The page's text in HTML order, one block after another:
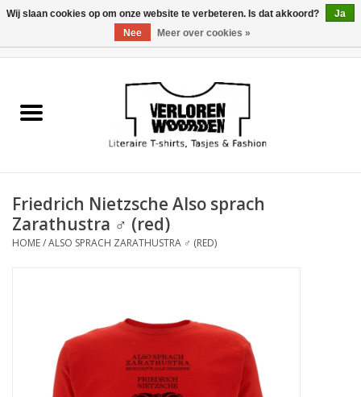
Heren
Tasjes
Verkooppunten
Friedrich Nietzsche Also sprach
Zarathustra ♂ (red)
HOME/ALSO SPRACH ZARATHUSTRA ♂ (RED)
Wij slaan cookies op om onze website te verbeteren. Is dat akkoord?
Ja
Nee
Meer over cookies »